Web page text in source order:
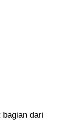
dari